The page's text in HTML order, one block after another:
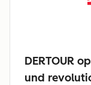
DERTOUR
und